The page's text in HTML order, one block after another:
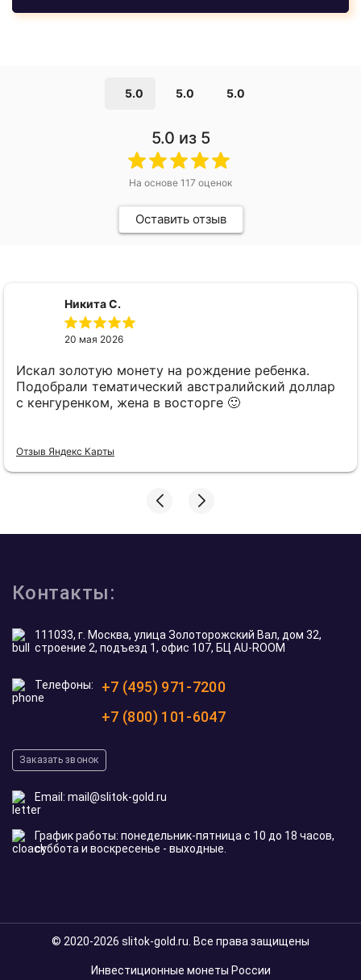
5.0 5.0
5.0 из 5
На основе 117 оценок
Оставить отзыв
Никита С.
20 мая 2026
Искал золотую монету на рождение ребенка.
Подобрали тематический австралийский доллар
с кенгуренком, жена в восторге 🙂
Отзыв Яндекс Карты
Контакты:
111033, г. Москва, улица Золоторожский Вал, дом 32,
строение 2, подъезд 1, офис 107, БЦ AU-ROOM
Телефоны:
+7 (495) 971-7200
+7 (800) 101-6047
Заказать звонок
Email: mail@slitok-gold.ru
График работы: понедельник-пятница с 10 до 18 часов,
суббота и воскресенье - выходные.
© 2020-2026 slitok-gold.ru. Все права защищены
Инвестиционные монеты России